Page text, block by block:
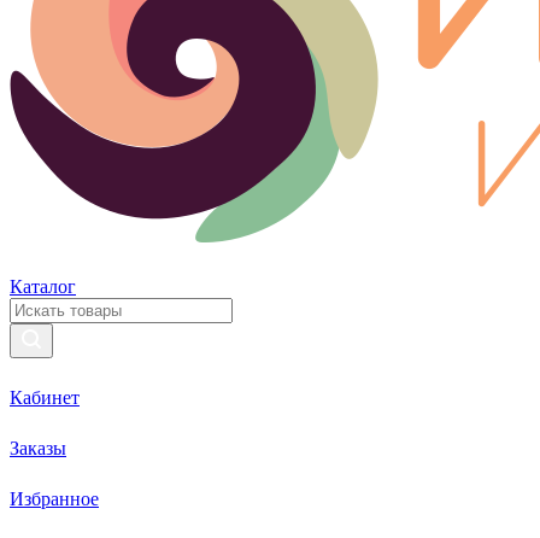
Каталог
Кабинет
Заказы
Избранное